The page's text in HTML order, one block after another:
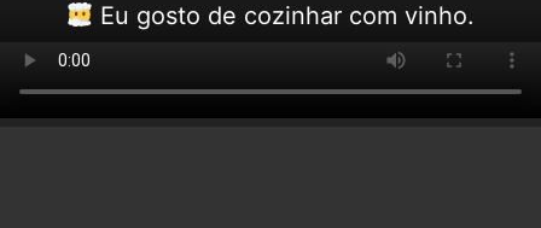
Eu gosto de cozinhar com vinho.